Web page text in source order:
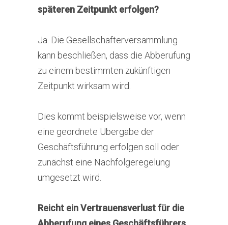
späteren Zeitpunkt erfolgen?
Ja. Die Gesellschafterversammlung
kann beschließen, dass die Abberufung
zu einem bestimmten zukünftigen
Zeitpunkt wirksam wird.
Dies kommt beispielsweise vor, wenn
eine geordnete Übergabe der
Geschäftsführung erfolgen soll oder
zunächst eine Nachfolgeregelung
umgesetzt wird.
Reicht ein Vertrauensverlust für die